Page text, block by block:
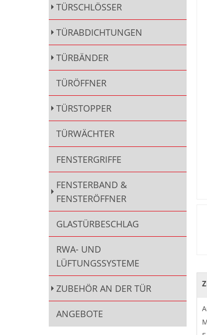
TÜRSCHLÖSSER
TÜRABDICHTUNGEN
TÜRBÄNDER
TÜRÖFFNER
TÜRSTOPPER
TÜRWÄCHTER
FENSTERGRIFFE
FENSTERBAND &
FENSTERÖFFNER
GLASTÜRBESCHLAG
RWA- UND
LÜFTUNGSSYSTEME
ZUBEHÖR AN DER TÜR
ANGEBOTE